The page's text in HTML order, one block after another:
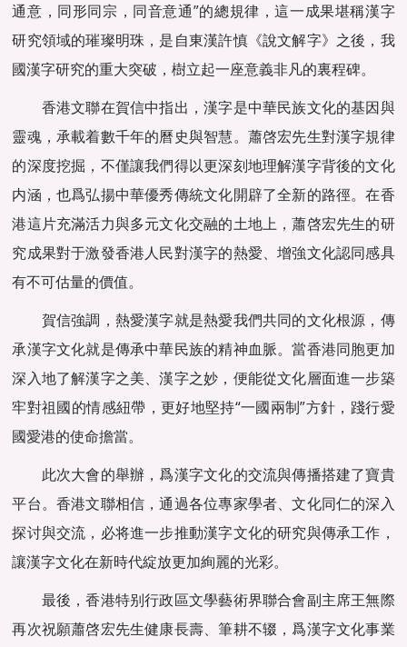
通意，同形同宗，同音意通”的總規律，這一成果堪稱漢字
研究領域的璀璨明珠，是自東漢許慎《說文解字》之後，我
國漢字研究的重大突破，樹立起一座意義非凡的裏程碑。
香港文聯在賀信中指出，漢字是中華民族文化的基因與
靈魂，承載着數千年的曆史與智慧。蕭啓宏先生對漢字規律
的深度挖掘，不僅讓我們得以更深刻地理解漢字背後的文化
内涵，也爲弘揚中華優秀傳統文化開辟了全新的路徑。在香
港這片充滿活力與多元文化交融的土地上，蕭啓宏先生的研
究成果對于激發香港人民對漢字的熱愛、增強文化認同感具
有不可估量的價值。
賀信強調，熱愛漢字就是熱愛我們共同的文化根源，傳
承漢字文化就是傳承中華民族的精神血脈。當香港同胞更加
深入地了解漢字之美、漢字之妙，便能從文化層面進一步築
牢對祖國的情感紐帶，更好地堅持“一國兩制”方針，踐行愛
國愛港的使命擔當。
此次大會的舉辦，爲漢字文化的交流與傳播搭建了寶貴
平台。香港文聯相信，通過各位專家學者、文化同仁的深入
探讨與交流，必将進一步推動漢字文化的研究與傳承工作，
讓漢字文化在新時代綻放更加絢麗的光彩。
最後，香港特别行政區文學藝術界聯合會副主席王無際
再次祝願蕭啓宏先生健康長壽、筆耕不辍，爲漢字文化事業